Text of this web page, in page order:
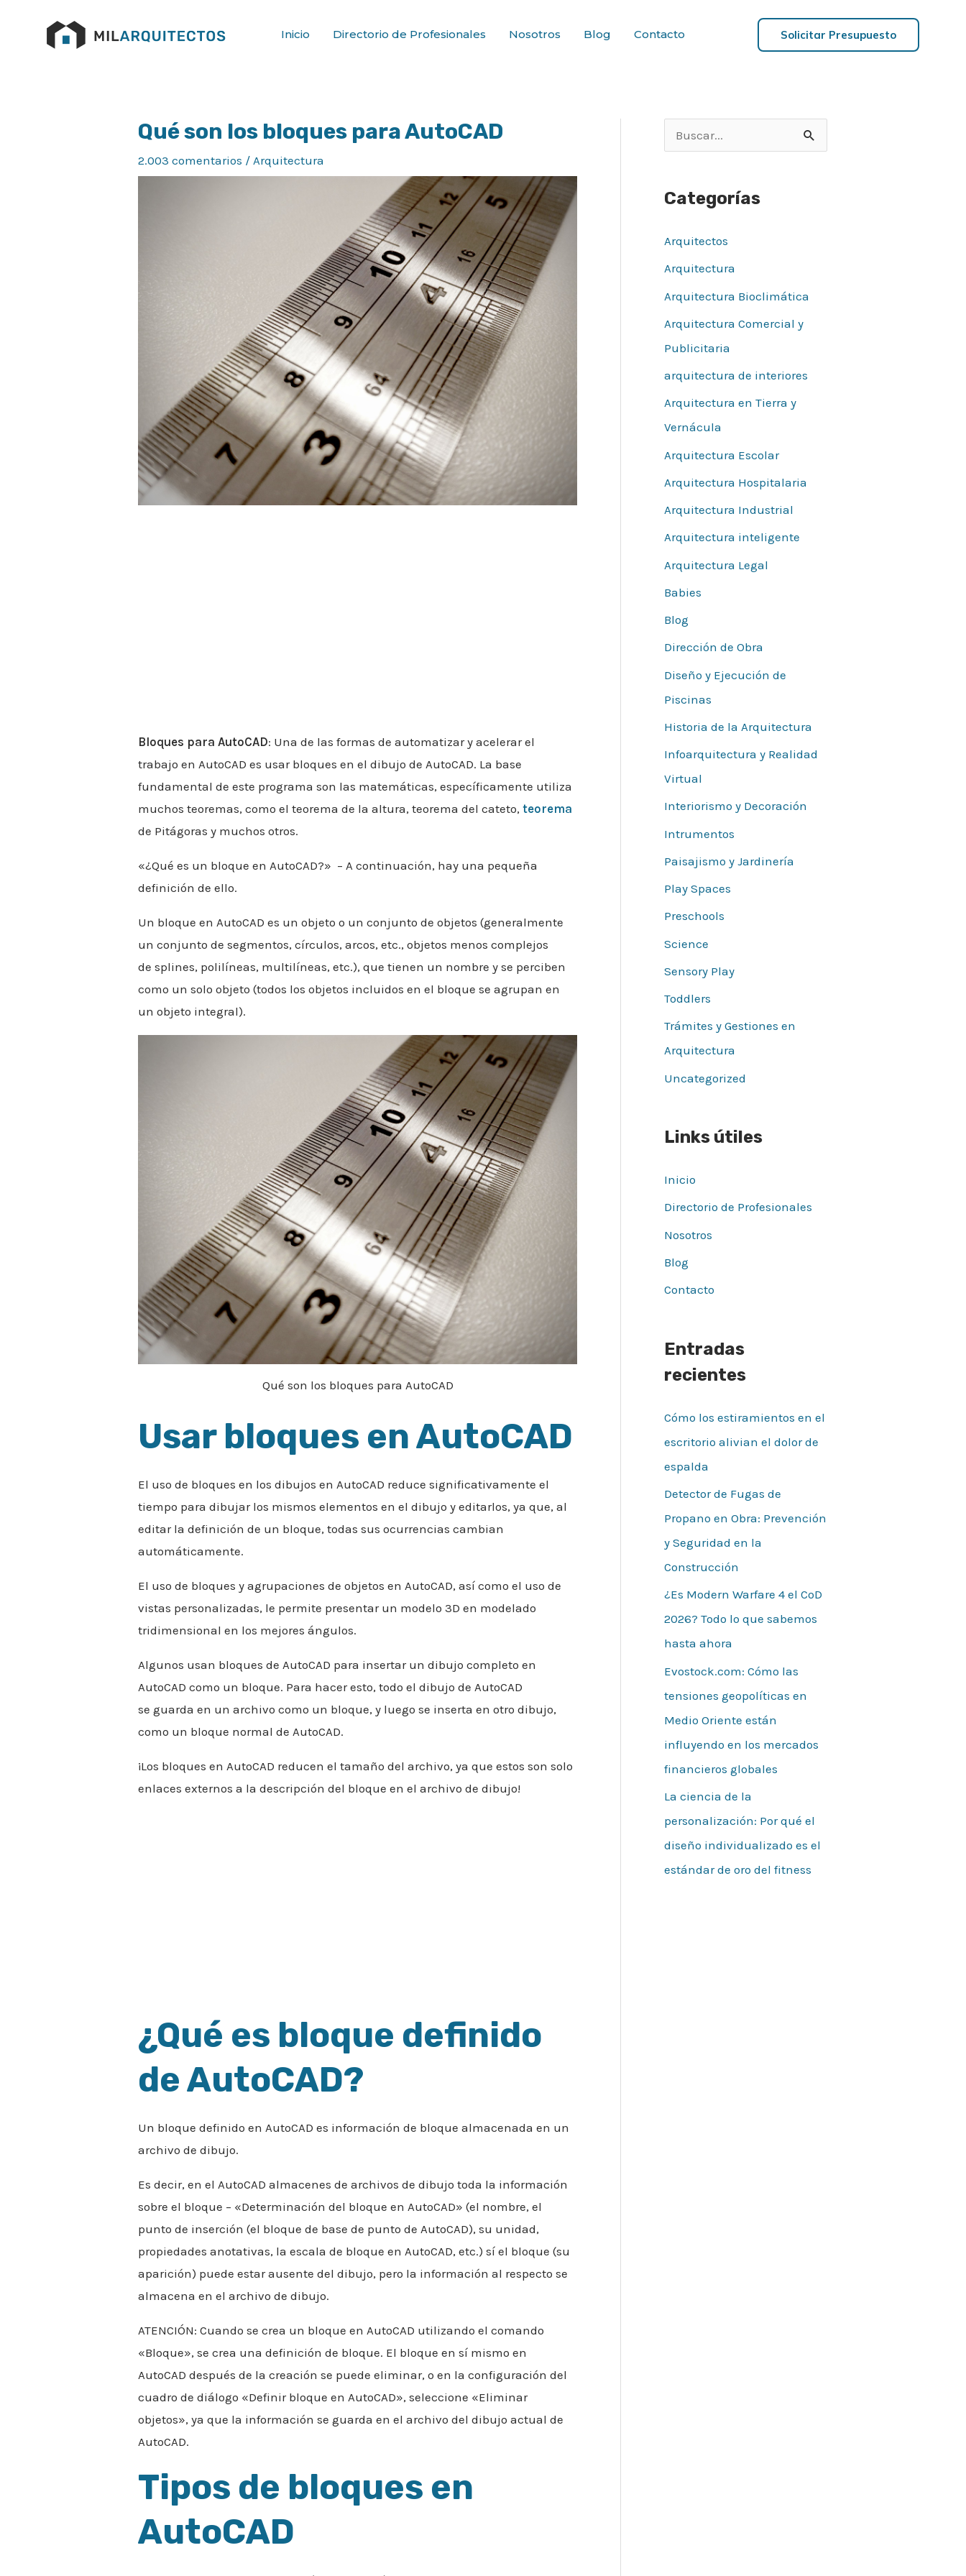
Inicio Directorio de Profesionales Nosotros Blog Contacto Solicitar Presupuesto
Qué son los bloques para AutoCAD
2.003 comentarios / Arquitectura
Bloques para AutoCAD: Una de las formas de automatizar y acelerar el
trabajo en AutoCAD es usar bloques en el dibujo de AutoCAD. La base
fundamental de este programa son las matemáticas, específicamente utiliza
muchos teoremas, como el teorema de la altura, teorema del cateto, teorema
de Pitágoras y muchos otros.
«¿Qué es un bloque en AutoCAD?» – A continuación, hay una pequeña
definición de ello.
Un bloque en AutoCAD es un objeto o un conjunto de objetos (generalmente
un conjunto de segmentos, círculos, arcos, etc., objetos menos complejos
de splines, polilíneas, multilíneas, etc.), que tienen un nombre y se perciben
como un solo objeto (todos los objetos incluidos en el bloque se agrupan en
un objeto integral).
Qué son los bloques para AutoCAD
Usar bloques en AutoCAD
El uso de bloques en los dibujos en AutoCAD reduce significativamente el
tiempo para dibujar los mismos elementos en el dibujo y editarlos, ya que, al
editar la definición de un bloque, todas sus ocurrencias cambian
automáticamente.
El uso de bloques y agrupaciones de objetos en AutoCAD, así como el uso de
vistas personalizadas, le permite presentar un modelo 3D en modelado
tridimensional en los mejores ángulos.
Algunos usan bloques de AutoCAD para insertar un dibujo completo en
AutoCAD como un bloque. Para hacer esto, todo el dibujo de AutoCAD
se guarda en un archivo como un bloque, y luego se inserta en otro dibujo,
como un bloque normal de AutoCAD.
¡Los bloques en AutoCAD reducen el tamaño del archivo, ya que estos son solo
enlaces externos a la descripción del bloque en el archivo de dibujo!
¿Qué es bloque definido
de AutoCAD?
Un bloque definido en AutoCAD es información de bloque almacenada en un
archivo de dibujo.
Es decir, en el AutoCAD almacenes de archivos de dibujo toda la información
sobre el bloque – «Determinación del bloque en AutoCAD» (el nombre, el
punto de inserción (el bloque de base de punto de AutoCAD), su unidad,
propiedades anotativas, la escala de bloque en AutoCAD, etc.) sí el bloque (su
aparición) puede estar ausente del dibujo, pero la información al respecto se
almacena en el archivo de dibujo.
ATENCIÓN: Cuando se crea un bloque en AutoCAD utilizando el comando
«Bloque», se crea una definición de bloque. El bloque en sí mismo en
AutoCAD después de la creación se puede eliminar, o en la configuración del
cuadro de diálogo «Definir bloque en AutoCAD», seleccione «Eliminar
objetos», ya que la información se guarda en el archivo del dibujo actual de
AutoCAD.
Tipos de bloques en
AutoCAD
Navegación
entradas
a
Categorías
Arquitectos
Arquitectura
Arquitectura Bioclimática
Arquitectura Comercial y
Publicitaria
arquitectura de interiores
Arquitectura en Tierra y
Vernácula
Arquitectura Escolar
Arquitectura Hospitalaria
Arquitectura Industrial
Arquitectura inteligente
Arquitectura Legal
Babies
Blog
Dirección de Obra
Diseño y Ejecución de
Piscinas
Historia de la Arquitectura
Infoarquitectura y Realidad
Virtual
Interiorismo y Decoración
Intrumentos
Paisajismo y Jardinería
Play Spaces
Preschools
Science
Sensory Play
Toddlers
Trámites y Gestiones en
Arquitectura
Uncategorized
Links útiles
Inicio
Directorio de Profesionales
Nosotros
Blog
Contacto
Entradas
recientes
Cómo los estiramientos en el
escritorio alivian el dolor de
espalda
Detector de Fugas de
Propano en Obra: Prevención
y Seguridad en la
Construcción
¿Es Modern Warfare 4 el CoD
2026? Todo lo que sabemos
hasta ahora
Evostock.com: Cómo las
tensiones geopolíticas en
Medio Oriente están
influyendo en los mercados
financieros globales
La ciencia de la
personalización: Por qué el
diseño individualizado es el
estándar de oro del fitness